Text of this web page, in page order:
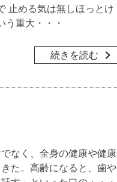
止める気は無しほっとけ
重大・・・
続きを読む
なく、全身の健康や健康
た。高齢になると、歯や